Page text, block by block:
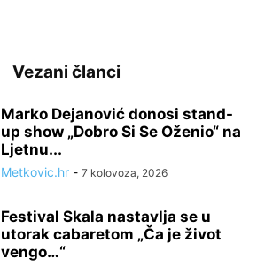
Vezani članci
Marko Dejanović donosi stand-
up show „Dobro Si Se Oženio“ na
Ljetnu...
Metkovic.hr - 7 kolovoza, 2026
Festival Skala nastavlja se u
utorak cabaretom „Ča je život
vengo…“